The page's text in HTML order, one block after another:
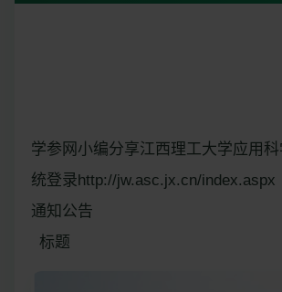
学参网小编分享江西理工大学应用
统登录http://jw.asc.jx.cn/index.aspx
通知公告
标题